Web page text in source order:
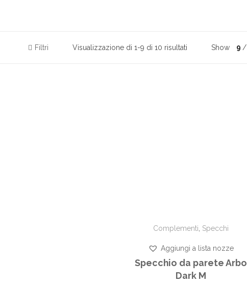
Filtri Visualizzazione di 1-9 di 10 risultati Show 9
Complementi Specchi
Aggiungi a lista nozze
Specchio da parete Arbo
Dark M